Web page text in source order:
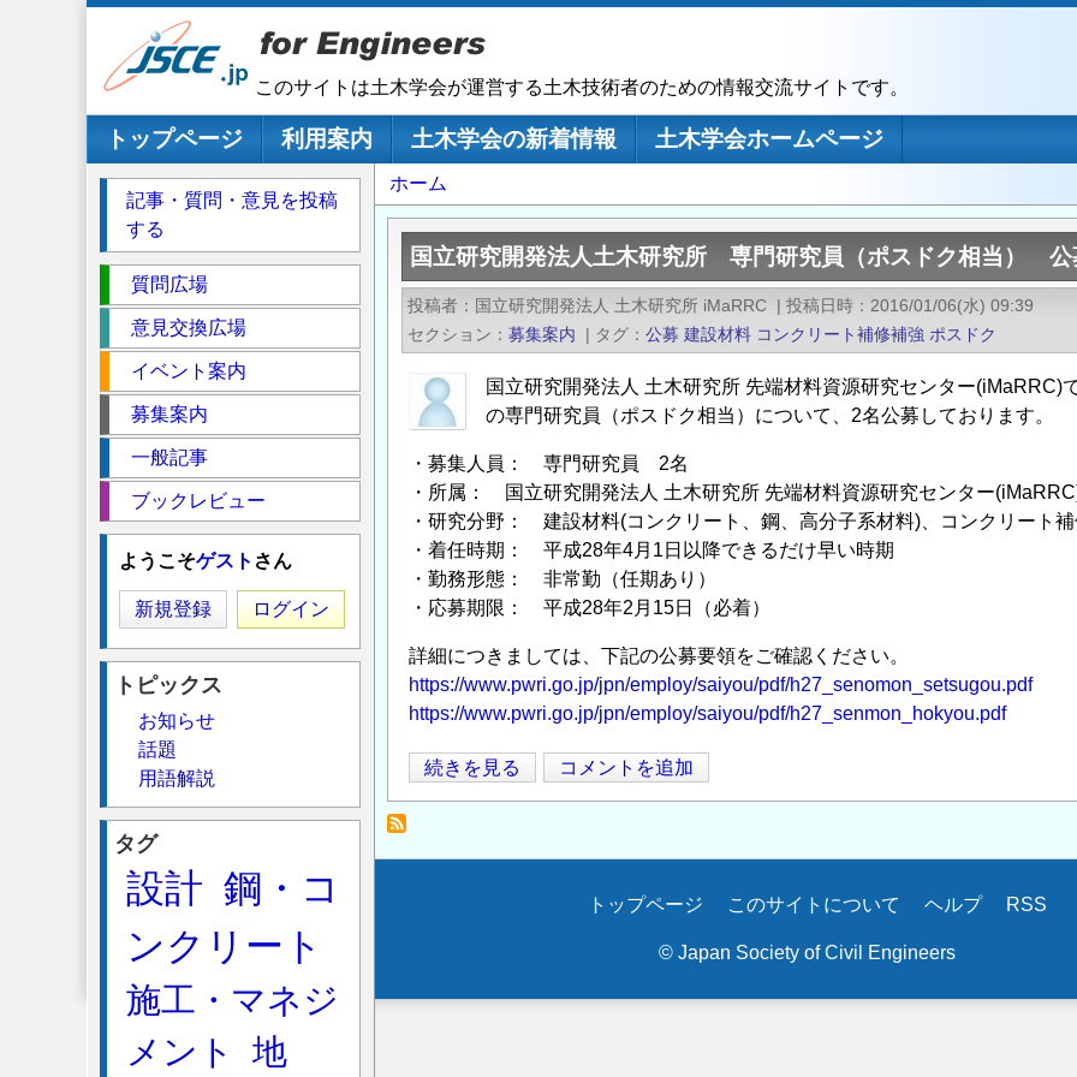
このサイトは土木学会が運営する土木技術者のための情報交流サイトです。
メインナビゲーション
トップページ 利用案内 土木学会の新着情報
土木学会ホームページ
パ
ン
く
ず
ホーム
国立研究開発法人土木研究所 専門研究員（ポスドク相当） 公
投稿者 国立研究開発法人 土木研究所 iMaRRC | 投稿日時
2016/01/06(水) 09:39
セクション
募集案内 | タグ 公募 建設材料 コンクリート補修補強 ポスドク
国立研究開発法人 土木研究所 先端材料資源研究センター(iMaRRC)
の専門研究員（ポスドク相当）について、2名公募しております。
・募集人員： 専門研究員 2名
・所属： 国立研究開発法人 土木研究所 先端材料資源研究センター
・研究分野： 建設材料(コンクリート、鋼、高分子系材料)、コンクリート
・着任時期： 平成28年4月1日以降できるだけ早い時期
・勤務形態： 非常勤（任期あり）
・応募期限： 平成28年2月15日（必着）
詳細につきましては、下記の公募要領をご確認ください。
https://www.pwri.go.jp/jpn/employ/saiyou/pdf/h27_senomon_setsugou.pdf
https://www.pwri.go.jp/jpn/employ/saiyou/pdf/h27_senmon_hokyou.pdf
国
立
究
続きを見る コメントを追加
記事・質問・意見を投稿
する
ク
シ
質問広場
意見交換広場
イベント案内
募集案内
一般記事
ブックレビュー
ようこそゲスト さん
新規登録 ログイン
トピックス
お知らせ
話題
用語解説
タグ
設計 鋼・コ
ンクリート
施工・マネジ
メント
地
Secondary
menu
トップページ このサイトについて ヘルプ RSS
© Japan Society of Civil Engineers